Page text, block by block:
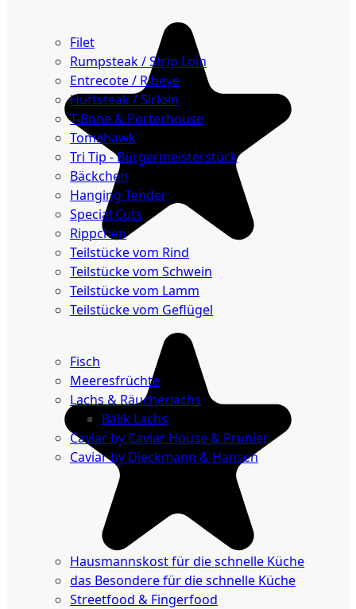
Filet
Rumpsteak / Strip Loin
Entrecote / Ribeye
Hüftsteak / Sirloin
T-Bone & Porterhouse
Tomahawk
Tri Tip - Bürgermeisterstück
Bäckchen
Hanging Tender
Special Cuts
Rippchen
Teilstücke vom Rind
Teilstücke vom Schwein
Teilstücke vom Lamm
Teilstücke vom Geflügel
Fisch
Meeresfrüchte
Lachs & Räucherlachs
Balik Lachs
Caviar by Caviar House & Prunier
Caviar by Dieckmann & Hansen
Probierpakete
Hausmannskost für die schnelle Küche
das Besondere für die schnelle Küche
Streetfood & Fingerfood